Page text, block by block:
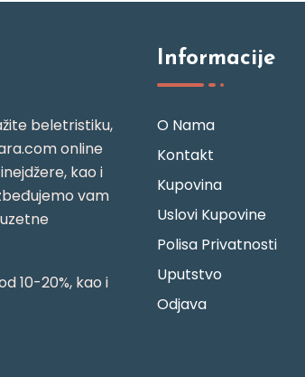
beletristiku,
online
kao i
vam
10-20%, kao i
Informacije
O Nama
Kontakt
Kupovina
Uslovi Kupovine
Polisa Privatnosti
Uputstvo
Odjava